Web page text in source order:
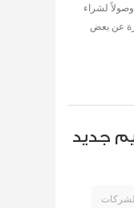
وصولاً لشراء
عن بعض
جديد